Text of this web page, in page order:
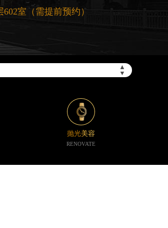
室（需提前预约）
▲
▼
抛光美容
RENOVATE